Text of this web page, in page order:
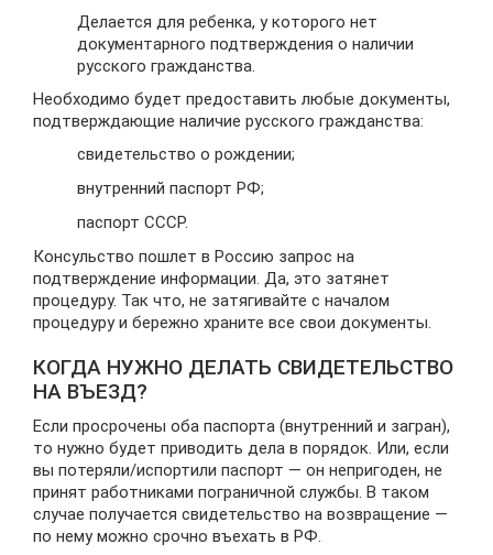
Делается для ребенка, у которого нет
документарного подтверждения о наличии
русского гражданства.
Необходимо будет предоставить любые документы,
подтверждающие наличие русского гражданства:
свидетельство о рождении;
внутренний паспорт РФ;
паспорт СССР.
Консульство пошлет в Россию запрос на
подтверждение информации. Да, это затянет
процедуру. Так что, не затягивайте с началом
процедуру и бережно храните все свои документы.
КОГДА НУЖНО ДЕЛАТЬ СВИДЕТЕЛЬСТВО
НА ВЪЕЗД?
Если просрочены оба паспорта (внутренний и загран),
то нужно будет приводить дела в порядок. Или, если
вы потеряли/испортили паспорт — он непригоден, не
принят работниками пограничной службы. В таком
случае получается свидетельство на возвращение —
по нему можно срочно въехать в РФ.